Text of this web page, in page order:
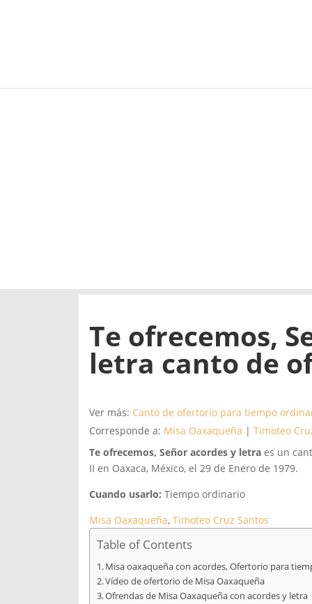
Te ofrecemos,
letra canto de
Ver más: Canto de ofertorio para tiempo
Corresponde a: Misa Oaxaqueña | Timoteo
Te ofrecemos, Señor acordes y letraes un
II en Oaxaca, México, el 29 de Enero de 1979.
Cuando usarlo: Tiempo ordinario
Misa Oaxaqueña, Timoteo Cruz Santos
Table of Contents
Misa oaxaqueña con acordes, Ofertorio para
Vídeo de ofertorio de Misa Oaxaqueña
Ofrendas de Misa Oaxaqueña con acordes y letra